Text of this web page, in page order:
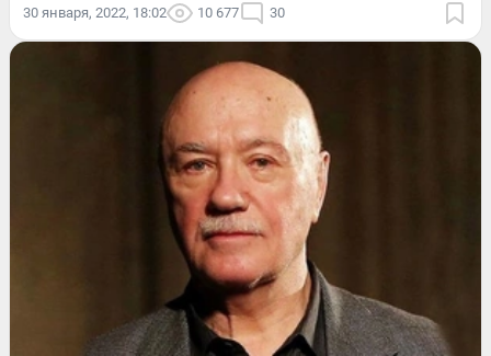
30 января, 2022, 18:02 10 677 30